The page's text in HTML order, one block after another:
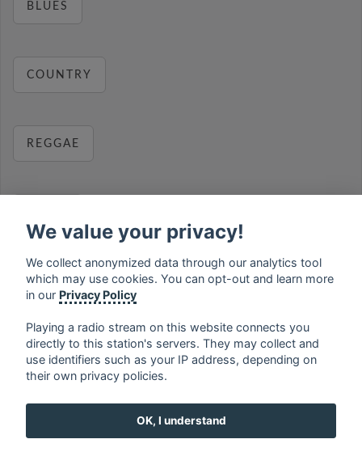
BLUES
COUNTRY
REGGAE
MUSIC
français ⋅ english ⋅ deutsch
ελληνικά
⋅ norsk ⋅ suomi
We value your privacy!
We collect anonymized data through our analytics tool
which may use cookies. You can opt-out and learn more
in our Privacy Policy
Playing a radio stream on this website connects you
directly to this station's servers. They may collect and
use identifiers such as your IP address, depending on
their own privacy policies.
OK, I understand